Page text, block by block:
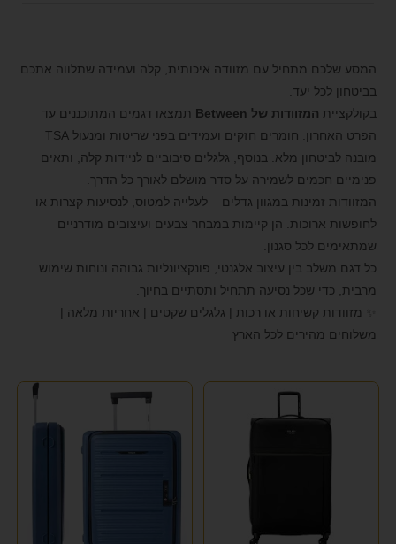
brightness_high ניגודיות בהירה
brightness_low
format_underlined הוסף קו תחתון לקישורים
font_download סמן קישורים
לאפס את כל האפשרויות
cached
הצהרת נגישות
המסע שלכם מתחיל עם מזוודה איכותית, קלה ועמידה שתלווה אתכם
בביטחון לכל יעד.
בקולקציית המזוודות של Between
תמצאו דגמים המתוכננים עד
הפרט האחרון. חומרים חזקים ועמידים בפני שריטות ומנעול TSA
מובנה לביטחון מלא. בנוסף, גלגלים סיבוביים לניידות קלה, ותאים
פנימיים חכמים לשמירה על סדר מושלם לאורך כל הדרך.
המזוודות זמינות במגוון גדלים – לעלייה למטוס, לנסיעות קצרות או
לחופשות ארוכות. הן קיימות במבחר צבעים ועיצובים מודרניים
שמתאימים לכל סגנון.
כל דגם משלב בין עיצוב אלגנטי, פונקציונליות גבוהה ונוחות שימוש
מרבית, כדי שכל נסיעה תתחיל ותסתיים בחיוך.
✨ מזוודות קשיחות או רכות | גלגלים שקטים | אחריות מלאה |
משלוחים מהירים לכל הארץ
HIMALAYA (2)
(3)
JEEP(5)
LEE COOPER(1)
MANDARINA DUCK
PAKLITE (3)
PEPE JANES (1)
SAMSONITE
SWISS